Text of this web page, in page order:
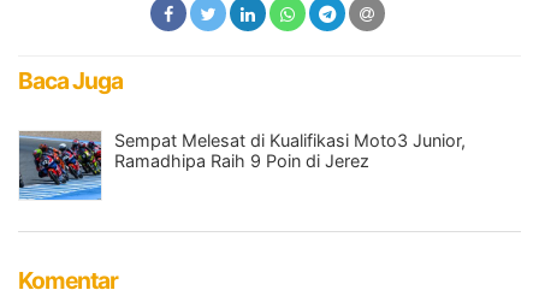
Baca Juga
Sempat Melesat di Kualifikasi Moto3 Junior,
Ramadhipa Raih 9 Poin di Jerez
Komentar